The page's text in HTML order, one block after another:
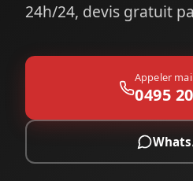
24h/24, devis gratuit
Appeler
0495